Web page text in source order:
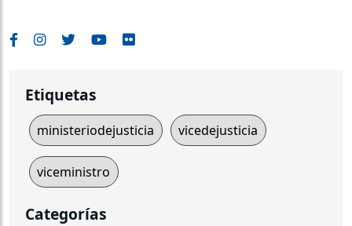
Etiquetas
ministeriodejusticia vicedejusticia
viceministro
Categorías